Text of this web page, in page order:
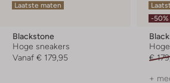
Laatste maten
Blackstone
Hoge sneakers
Vanaf € 179,95
-50%
€
+